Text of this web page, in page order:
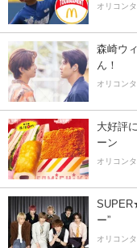
オリコン
森崎ウ
ん！
オリコン
大好評
ーン
オリコン
ー”
オリコン